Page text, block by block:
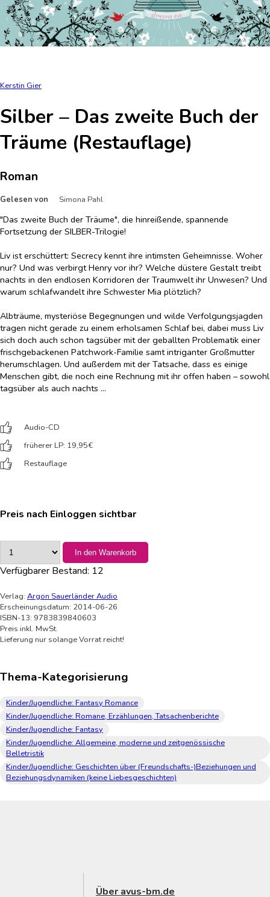
Kerstin Gier
Silber – Das zweite Buch der
Träume (Restauflage)
Roman
Gelesen von Simona Pahl
"Das zweite Buch der Träume", die hinreißende, spannende
Fortsetzung der SILBER-Trilogie!
Liv ist erschüttert: Secrecy kennt ihre intimsten Geheimnisse. Woher
nur? Und was verbirgt Henry vor ihr? Welche düstere Gestalt treibt
nachts in den endlosen Korridoren der Traumwelt ihr Unwesen? Und
warum schlafwandelt ihre Schwester Mia plötzlich?
Albträume, mysteriöse Begegnungen und wilde Verfolgungsjagden
tragen nicht gerade zu einem erholsamen Schlaf bei, dabei muss Liv
sich doch auch schon tagsüber mit der geballten Problematik einer
frischgebackenen Patchwork-Familie samt intriganter Großmutter
herumschlagen. Und außerdem mit der Tatsache, dass es einige
Menschen gibt, die noch eine Rechnung mit ihr offen haben – sowohl
tagsüber als auch nachts …
Audio-CD
früherer LP: 19,95€
Restauflage
Preis nach Einloggen sichtbar
In den Warenkorb
Verfügbarer Bestand: 12
Verlag: Argon Sauerländer Audio
Erscheinungsdatum: 2014-06-26
ISBN-13: 9783839840603
Preis inkl. MwSt.
Lieferung nur solange Vorrat reicht!
Thema-Kategorisierung
Kinder/Jugendliche: Fantasy Romance
Kinder/Jugendliche: Romane, Erzählungen, Tatsachenberichte
Kinder/Jugendliche: Fantasy
Kinder/Jugendliche: Allgemeine, moderne und zeitgenössische
Belletristik
Kinder/Jugendliche: Geschichten über (Freundschafts-)Beziehungen und
Beziehungsdynamiken (keine Liebesgeschichten)
Über avus-bm.de